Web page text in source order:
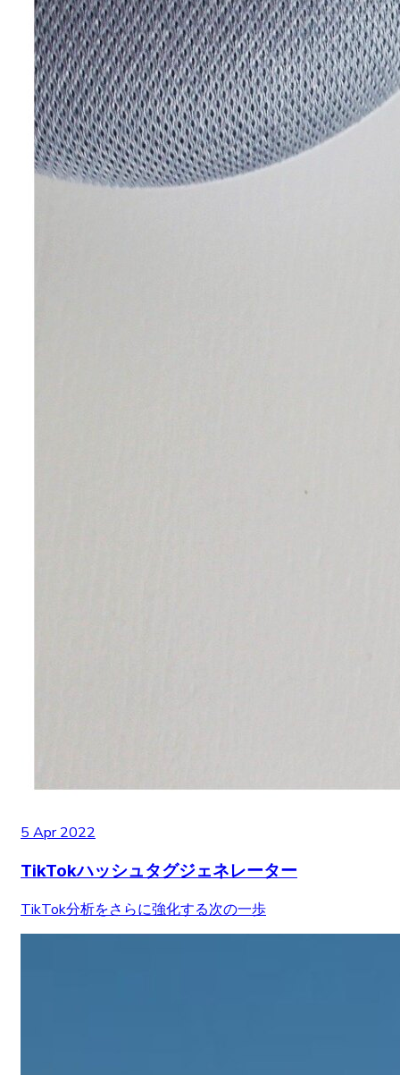
5 Apr 2022
TikTokハッシュタグジェネレーター
TikTok分析をさらに強化する次の一歩